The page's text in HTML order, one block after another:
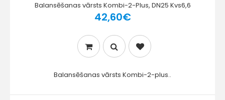
Balansēšanas vārsts Kombi-2-Plus, DN25 Kvs6,6
42,60€
Balansēšanas vārsts Kombi-2-plus..